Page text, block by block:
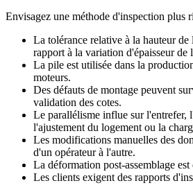
Envisagez une méthode d'inspection plus
La tolérance relative à la hauteur de
rapport à la variation d'épaisseur de
La pile est utilisée dans la
moteurs.
Des défauts de montage peuvent
validation des cotes.
Le parallélisme influe sur l'entrefer,
l'ajustement du logement ou la
Les modifications manuelles des
d'un opérateur à l'autre.
La déformation post-assemblage
Les clients exigent des rapports